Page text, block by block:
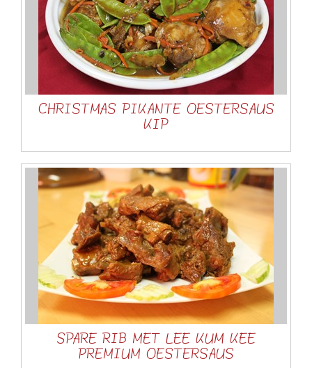
CHRISTMAS PIKANTE OESTERSAUS
KIP
SPARE RIB MET LEE KUM KEE
PREMIUM OESTERSAUS